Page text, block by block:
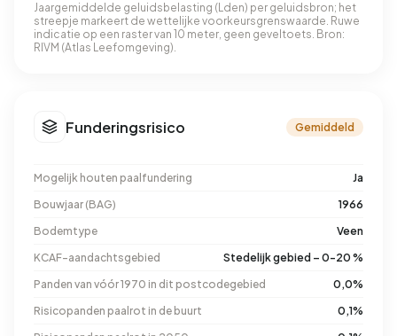
Jaargemiddelde geluidsbelasting (Lden) per geluidsbron; het
streepje markeert de wettelijke voorkeursgrenswaarde. Ruwe
indicatie op een raster van 10 meter, geen geveltoets. Bron:
RIVM (Atlas Leefomgeving).
Funderingsrisico Gemiddeld
Mogelijk houten paalfundering
Ja
Bouwjaar (BAG)
1966
Bodemtype
Veen
KCAF-aandachtsgebied
Stedelijk gebied – 0-20 %
Panden van vóór 1970 in dit postcodegebied
0,0%
Risicopanden paalrot in de buurt
0,1%